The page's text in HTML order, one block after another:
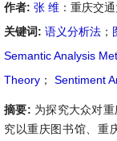
作者: 张 维 ：重庆交
关键词: 语义分析法 ；
Semantic Analysis
Theory ； Sentiment
摘要: 为探究大众对
究以重庆图书馆、重